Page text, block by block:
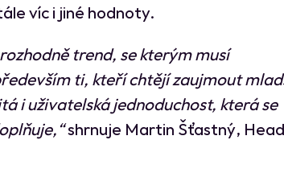
víc i jiné hodnoty.
trend, se kterým musí
ti, kteří chtějí zaujmout
i uživatelská jednoduchost, která se
shrnuje Martin Šťastný, Head